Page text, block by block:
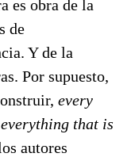
es obra de la
de
Y de la
Por supuesto,
every
everything that is
autores